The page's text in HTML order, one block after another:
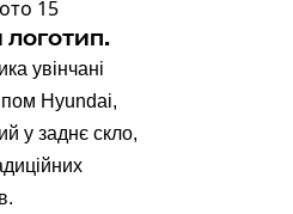
увінчані
Hyundai,
у заднє скло,